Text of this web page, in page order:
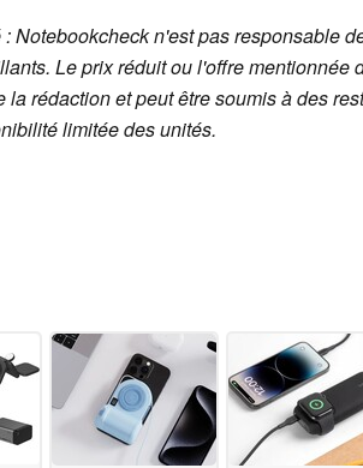
Notebookcheck n'est pas responsable
Le prix réduit ou l'offre mentionnée
rédaction et peut être soumis à des
limitée des unités.